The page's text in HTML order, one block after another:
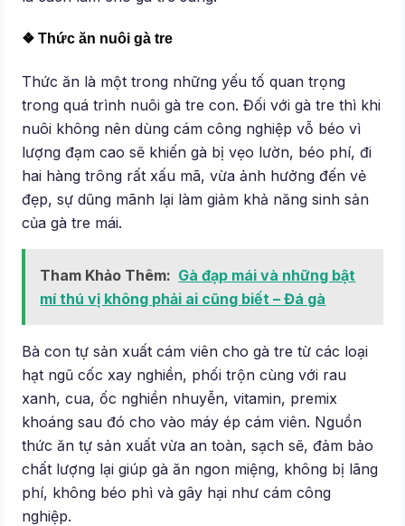
❖ Thức ăn nuôi gà tre
Thức ăn là một trong những yếu tố quan trọng
trong quá trình nuôi gà tre con. Đối với gà tre thì khi
nuôi không nên dùng cám công nghiệp vỗ béo vì
lượng đạm cao sẽ khiến gà bị vẹo lườn, béo phí, đi
hai hàng trông rất xấu mã, vừa ảnh hưởng đến vẻ
đẹp, sự dũng mãnh lại làm giảm khả năng sinh sản
của gà tre mái.
Tham Khảo Thêm: Gà đạp mái và những bật
mí thú vị không phải ai cũng biết – Đá gà
Bà con tự sản xuất cám viên cho gà tre từ các loại
hạt ngũ cốc xay nghiền, phối trộn cùng với rau
xanh, cua, ốc nghiền nhuyễn, vitamin, premix
khoáng sau đó cho vào máy ép cám viên. Nguồn
thức ăn tự sản xuất vừa an toàn, sạch sẽ, đảm bảo
chất lượng lại giúp gà ăn ngon miệng, không bị lãng
phí, không béo phì và gây hại như cám công
nghiệp.